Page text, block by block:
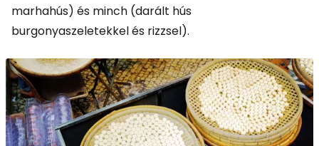
marhahús) és minch (darált hús
burgonyaszeletekkel és rizzsel).